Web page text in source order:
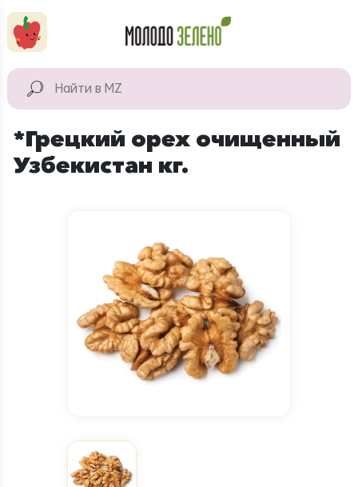
КАТАЛОГ
продукты
Для дома
*Грецкий орех очищенный
Узбекистан кг.